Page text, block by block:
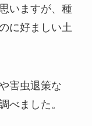
いますが、種
に好ましい土
害虫退策な
べました。